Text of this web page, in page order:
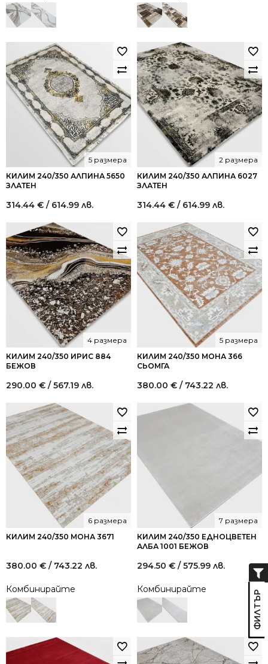
КИЛИМ 240/350 АЛПИНА 5650
ЗЛАТЕН
5 размера
314.44 € / 614.99 лв.
КИЛИМ 240/350 АЛПИНА 6027
ЗЛАТЕН
2 размера
314.44 € / 614.99 лв.
КИЛИМ 240/350 ИРИС 884
БЕЖОВ
4 размера
290.00 € / 567.19 лв.
КИЛИМ 240/350 МОНА 366
СЬОМГА
5 размера
380.00 € / 743.22 лв.
КИЛИМ 240/350 МОНА 3671
6 размера
380.00 € / 743.22 лв.
Комбинирайте
КИЛИМ 240/350 ЕДНОЦВЕТЕН
АЛБА 1001 БЕЖОВ
7 размера
294.50 € / 575.99 лв.
Комбинирайте